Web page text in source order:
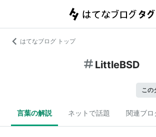
はてなブログ トップ
LittleBSD
この
言葉の解説 ネットで話題 関連ブロ